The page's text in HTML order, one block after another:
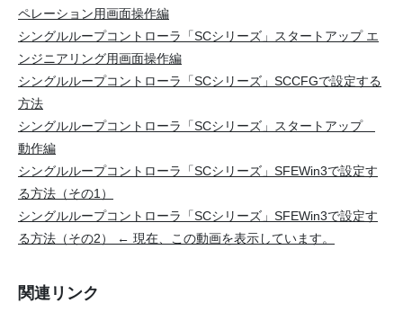
ペレーション用画面操作編
シングルループコントローラ「SCシリーズ」スタートアップ エ
ンジニアリング用画面操作編
シングルループコントローラ「SCシリーズ」SCCFGで設定する
方法
シングルループコントローラ「SCシリーズ」スタートアップ
動作編
シングルループコントローラ「SCシリーズ」SFEWin3で設定す
る方法（その1）
シングルループコントローラ「SCシリーズ」SFEWin3で設定す
る方法（その2） ← 現在、この動画を表示しています。
関連リンク